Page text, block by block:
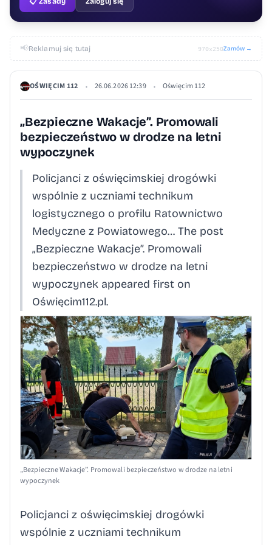
📢Reklamuj się tutaj 970×250Zamów →
OŚWIĘCIM 112 • 26.06.2026 12:39 • Oświęcim 112
„Bezpieczne Wakacje”. Promowali
bezpieczeństwo w drodze na letni
wypoczynek
Policjanci z oświęcimskiej drogówki
wspólnie z uczniami technikum
logistycznego o profilu Ratownictwo
Medyczne z Powiatowego… The post
„Bezpieczne Wakacje”. Promowali
bezpieczeństwo w drodze na letni
wypoczynek appeared first on
Oświęcim112.pl.
„Bezpieczne Wakacje”. Promowali bezpieczeństwo w drodze na letni
wypoczynek
Policjanci z oświęcimskiej drogówki
wspólnie z uczniami technikum